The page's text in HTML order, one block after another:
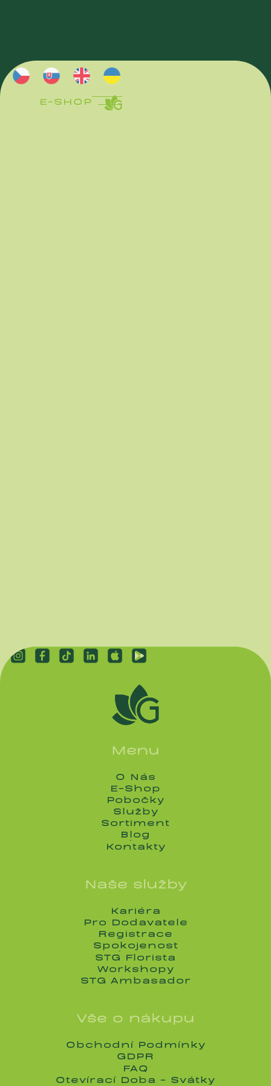
E-SHOP
Menu
O Nás
O Nás
E-Shop
E-Shop
Pobočky
Pobočky
Služby
Služby
Sortiment
Sortiment
Blog
Blog
Kontakty
Kontakty
Naše služby
Kariéra
Kariéra
Pro Dodavatele
Pro Dodavatele
Registrace
Registrace
Spokojenost
Spokojenost
STG Florista
STG Florista
Workshopy
Workshopy
STG Ambasador
Vše o nákupu
Obchodní Podmínky
Obchodní Podmínky
GDPR
GDPR
FAQ
FAQ
Otevírací Doba - Svátky